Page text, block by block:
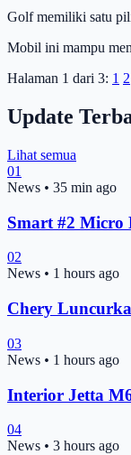
Golf memiliki satu
Mobil ini mampu
Halaman 1 dari 3: 1 2
Update
Lihat semua
01
News • 35 min ago
Smart #2 Micro
02
News • 1 hours ago
Chery
03
News • 1 hours ago
Interior Jetta
04
News • 3 hours ago